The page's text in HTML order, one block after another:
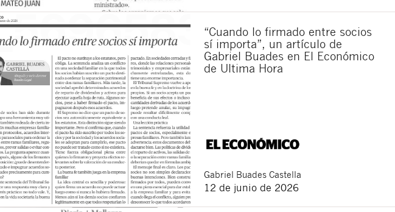
“Cuando lo firmado entre socios
sí importa”, un artículo de
Gabriel Buades en El Económico
de Ultima Hora
Gabriel Buades Castella
12 de junio de 2026
legales.
web.